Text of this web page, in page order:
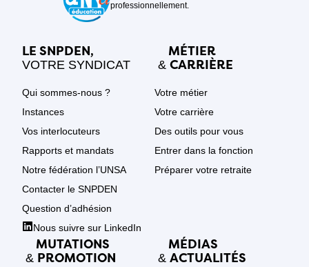
professionnellement.
LE SNPDEN,
VOTRE SYNDICAT
Qui sommes-nous ?
Instances
Vos interlocuteurs
Rapports et mandats
Notre fédération l’UNSA
Contacter le SNPDEN
Question d’adhésion
Nous suivre sur LinkedIn
MÉTIER
& CARRIÈRE
Votre métier
Votre carrière
Des outils pour vous
Entrer dans la fonction
Préparer votre retraite
MUTATIONS
& PROMOTION
MÉDIAS
& ACTUALITÉS